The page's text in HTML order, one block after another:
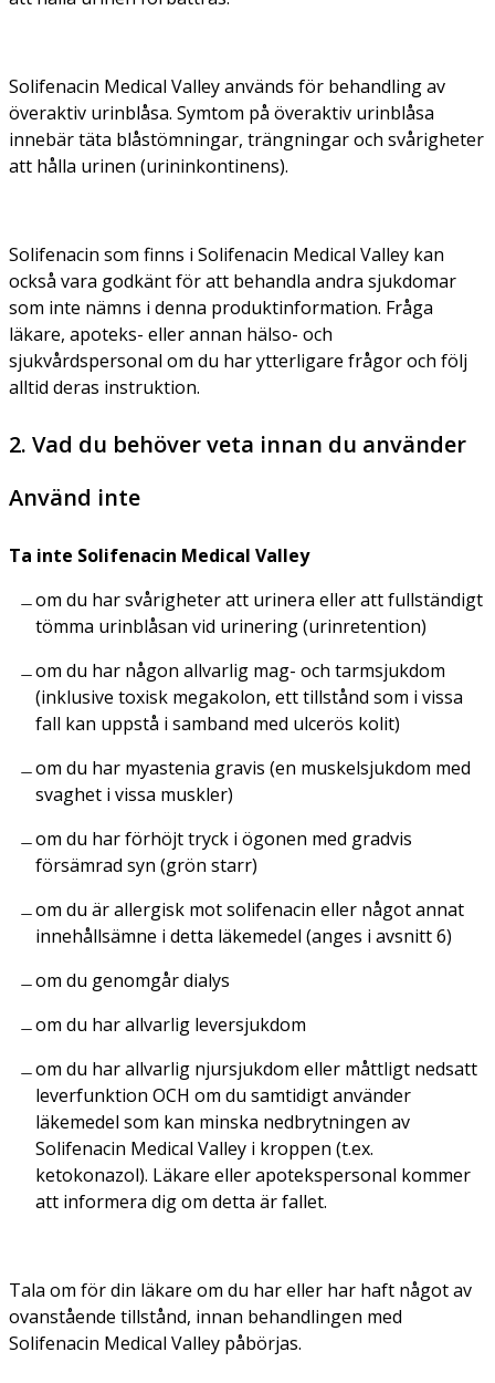
Solifenacin Medical Valley används för behandling av
överaktiv urinblåsa. Symtom på överaktiv urinblåsa
innebär täta blåstömningar, trängningar och svårigheter
att hålla urinen (urininkontinens).
Solifenacin som finns i Solifenacin Medical Valley kan
också vara godkänt för att behandla andra sjukdomar
som inte nämns i denna produktinformation. Fråga
läkare, apoteks- eller annan hälso- och
sjukvårdspersonal om du har ytterligare frågor och följ
alltid deras instruktion.
2. Vad du behöver veta innan du använder
Använd inte
Ta inte Solifenacin Medical Valley
om du har svårigheter att urinera eller att fullständigt
tömma urinblåsan vid urinering (urinretention)
om du har någon allvarlig mag- och tarmsjukdom
(inklusive toxisk megakolon, ett tillstånd som i vissa
fall kan uppstå i samband med ulcerös kolit)
om du har myastenia gravis (en muskelsjukdom med
svaghet i vissa muskler)
om du har förhöjt tryck i ögonen med gradvis
försämrad syn (grön starr)
om du är allergisk mot solifenacin eller något annat
innehållsämne i detta läkemedel (anges i avsnitt 6)
om du genomgår dialys
om du har allvarlig leversjukdom
om du har allvarlig njursjukdom eller måttligt nedsatt
leverfunktion OCH om du samtidigt använder
läkemedel som kan minska nedbrytningen av
Solifenacin Medical Valley i kroppen (t.ex.
ketokonazol). Läkare eller apotekspersonal kommer
att informera dig om detta är fallet.
Tala om för din läkare om du har eller har haft något av
ovanstående tillstånd, innan behandlingen med
Solifenacin Medical Valley påbörjas.